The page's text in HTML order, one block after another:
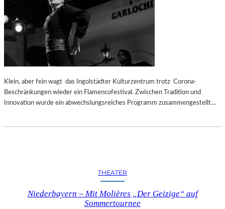
Klein, aber fein wagt das Ingolstädter Kulturzentrum trotz Corona-
Beschränkungen wieder ein Flamencofestival. Zwischen Tradition und
Innovation wurde ein abwechslungsreiches Programm zusammengestellt…
THEATER
Niederbayern – Mit Molières „Der Geizige“ auf
Sommertournee